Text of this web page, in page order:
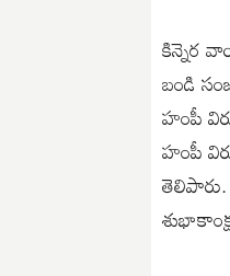
కిన్నెర
బండి
హంపీ
హంపీ